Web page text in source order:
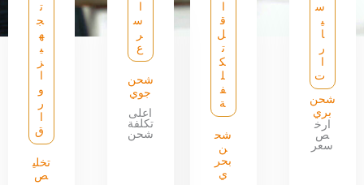
س
ي
ا
ر
ت
شحن
بري
ارخ
ص
سعر
ق
ل
ت
ك
ل
ف
ة
شح
ن
بحر
ي
س
ر
ع
شحن
جوي
اعلى
تكلفة
شحن
ت
ج
ه
ي
ز
و
ر
ق
تخلي
ص